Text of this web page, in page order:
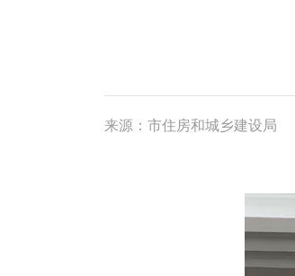
来源：市住房和城乡建设局